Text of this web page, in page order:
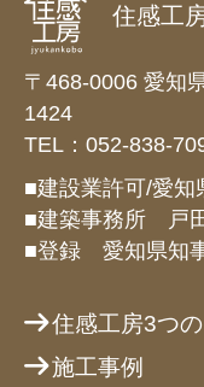
住感工
〒468-0006 愛知
1424
TEL：052-838-
■建設業許可/愛知
■建築事務所 戸
■登録 愛知県知
住感工房3つ
施工事例